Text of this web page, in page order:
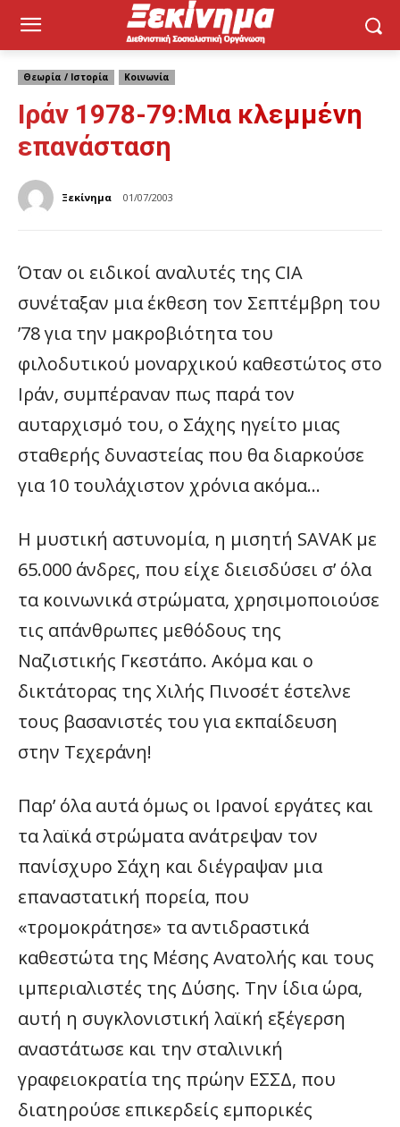
Θεωρία / Ιστορία Κοινωνία
Ιράν 1978-79:Mια κλεμμένη
επανάσταση
Ξεκίνημα 01/07/2003
Όταν οι ειδικοί αναλυτές της CΙΑ
συνέταξαν μια έκθεση τον Σεπτέμβρη του
’78 για την μακροβιότητα του
φιλοδυτικού μοναρχικού καθεστώτος στο
Ιράν, συμπέραναν πως παρά τον
αυταρχισμό του, ο Σάχης ηγείτο μιας
σταθερής δυναστείας που θα διαρκούσε
για 10 τουλάχιστον χρόνια ακόμα…
Η μυστική αστυνομία, η μισητή SAVAK με
65.000 άνδρες, που είχε διεισδύσει σ’ όλα
τα κοινωνικά στρώματα, χρησιμοποιούσε
τις απάνθρωπες μεθόδους της
Ναζιστικής Γκεστάπο. Ακόμα και ο
δικτάτορας της Χιλής Πινοσέτ έστελνε
τους βασανιστές του για εκπαίδευση
στην Τεχεράνη!
Παρ’ όλα αυτά όμως οι Ιρανοί εργάτες και
τα λαϊκά στρώματα ανάτρεψαν τον
πανίσχυρο Σάχη και διέγραψαν μια
επαναστατική πορεία, που
«τρομοκράτησε» τα αντιδραστικά
καθεστώτα της Μέσης Ανατολής και τους
ιμπεριαλιστές της Δύσης. Την ίδια ώρα,
αυτή η συγκλονιστική λαϊκή εξέγερση
αναστάτωσε και την σταλινική
γραφειοκρατία της πρώην ΕΣΣΔ, που
διατηρούσε επικερδείς εμπορικές